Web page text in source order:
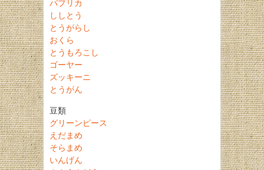
パプリカ
ししとう
とうがらし
おくら
とうもろこし
ゴーヤー
ズッキーニ
とうがん
豆類
グリーンピース
えだまめ
そらまめ
いんげん